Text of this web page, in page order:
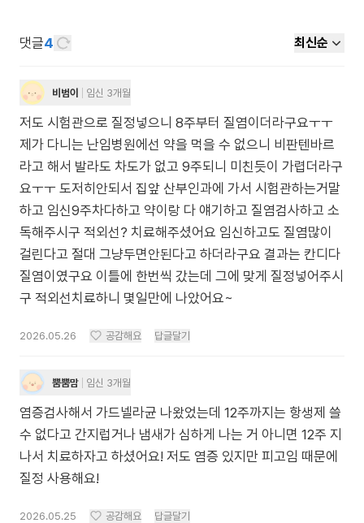
댓글4 최신순
비범이 임신 3개월
저도 시험관으로 질정넣으니 8주부터 질염이더라구요ㅜㅜ
제가 다니는 난임병원에선 약을 먹을 수 없으니 비판텐바르
라고 해서 발라도 차도가 없고 9주되니 미친듯이 가렵더라구
요ㅜㅜ 도저히안되서 집앞 산부인과에 가서 시험관하는거말
하고 임신9주차다하고 약이랑 다 얘기하고 질염검사하고 소
독해주시구 적외선? 치료해주셨어요 임신하고도 질염많이
걸린다고 절대 그냥두면안된다고 하더라구요 결과는 칸디다
질염이였구요 이틀에 한번씩 갔는데 그에 맞게 질정넣어주시
구 적외선치료하니 몇일만에 나았어요~
2026.05.26 공감해요 답글달기
뿜뿜맘 임신 3개월
염증검사해서 가드넬라균 나왔었는데 12주까지는 항생제 쓸
수 없다고 간지럽거나 냄새가 심하게 나는 거 아니면 12주 지
나서 치료하자고 하셨어요! 저도 염증 있지만 피고임 때문에
질정 사용해요!
2026.05.25 공감해요 답글달기